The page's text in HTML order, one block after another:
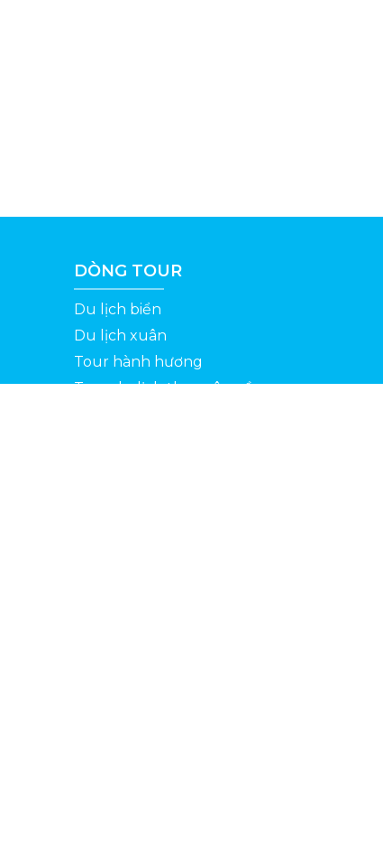
DÒNG TOUR
Du lịch biển
Du lịch xuân
Tour hành hương
Tour du lịch theo yêu cầu